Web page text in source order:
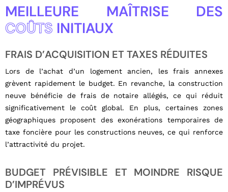
MEILLEURE MAÎTRISE DES
COÛTS INITIAUX
FRAIS D’ACQUISITION ET TAXES RÉDUITES
Lors de l’achat d’un logement ancien, les frais annexes
grèvent rapidement le budget. En revanche, la construction
neuve bénéficie de frais de notaire allégés, ce qui réduit
significativement le coût global. En plus, certaines zones
géographiques proposent des exonérations temporaires de
taxe foncière pour les constructions neuves, ce qui renforce
l’attractivité du projet.
BUDGET PRÉVISIBLE ET MOINDRE RISQUE
D’IMPRÉVUS